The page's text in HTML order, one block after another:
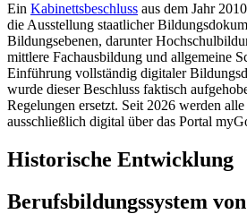
Ein Kabinettsbeschluss aus dem Jahr
die Ausstellung staatlicher
Bildungsebenen, darunter
mittlere Fachausbildung und allgemeine
Einführung vollständig digitaler
wurde dieser Beschluss faktisch
Regelungen ersetzt. Seit 2026 werden
ausschließlich digital über das Portal
Historische Entwicklung
Berufsbildungssystem